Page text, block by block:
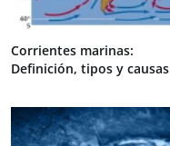
Corrientes marinas:
Definición, tipos y causas